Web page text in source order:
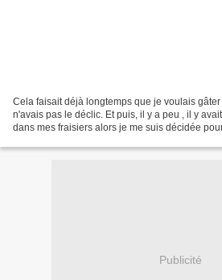
Cela faisait déjà longtemps que je voulais
n'avais pas le déclic. Et puis, il y a peu , il y
dans mes fraisiers alors je me suis décidée
Publicité